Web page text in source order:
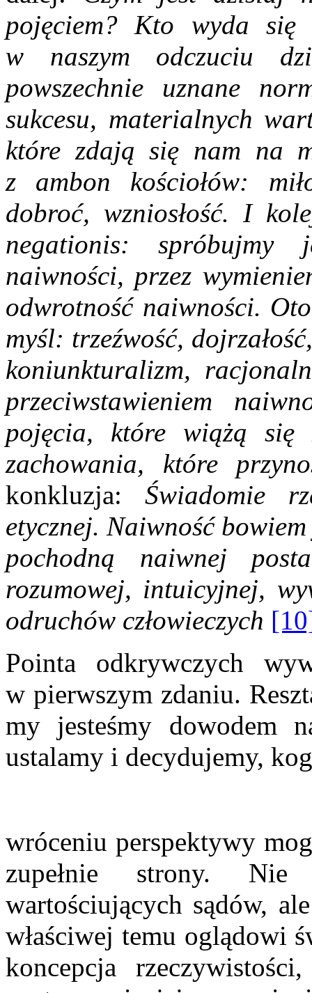
pojęciem? Kto wyda
w naszym odczuciu
powszechnie uznane
sukcesu, materialnych
które zdają się nam na
z ambon kościołów:
dobroć, wzniosłość. I
negationis: spróbujmy
naiwności, przez
odwrotność naiwności.
myśl: trzeźwość,
koniunkturalizm,
przeciwstawieniem
pojęcia, które wiążą się
zachowania, które
konkluzja: Świadomie
etycznej. Naiwność
pochodną naiwnej
rozumowej, intuicyjnej,
odruchów człowieczych
Pointa odkrywczych
w pierwszym zdaniu.
my jesteśmy dowodem
ustalamy i decydujemy,
wróceniu perspektywy
zupełnie strony. Nie
wartościujących sądów,
właściwej temu oglądowi
koncepcja